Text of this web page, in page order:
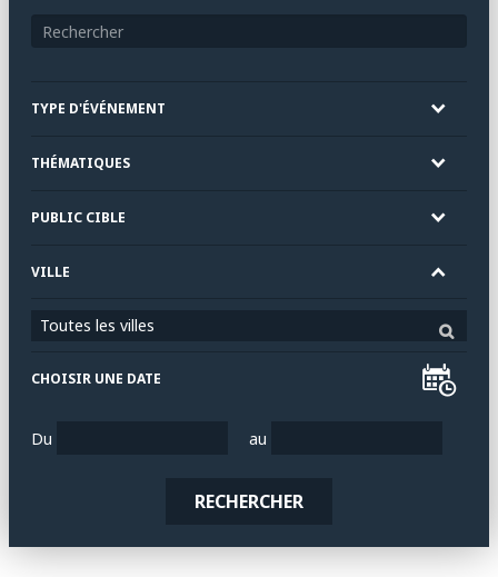
TYPE D'ÉVÉNEMENT
THÉMATIQUES
PUBLIC CIBLE
VILLE
Toutes les villes
CHOISIR UNE DATE
Du au
RECHERCHER